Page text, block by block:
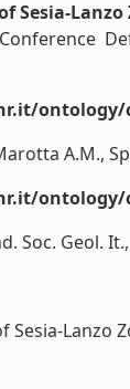
Sesia-
Conference 
A.M.,
Soc. Geol.
Sesia-